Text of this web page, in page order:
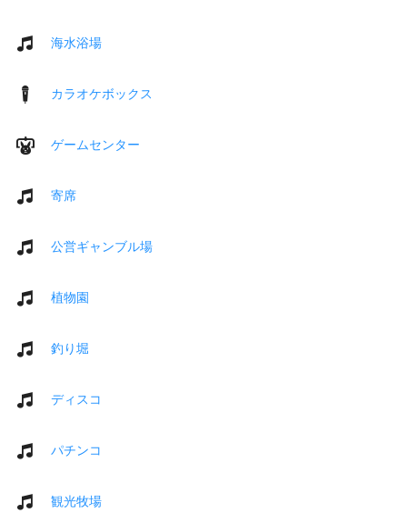
海水浴場
カラオケボックス
ゲームセンター
寄席
公営ギャンブル場
植物園
釣り堀
ディスコ
パチンコ
観光牧場